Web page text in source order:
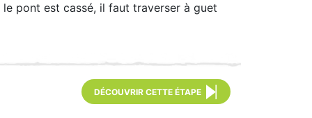
pont est cassé, il faut traverser à guet
DÉCOUVRIR CETTE ÉTAPE